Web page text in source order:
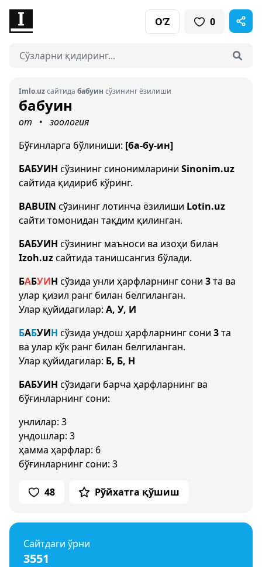
O‘Z 0
Imlo.uzсайтида бабуин сўзининг ёзилиши
бабуин
от •
зоология
Бўғинларга бўлиниши: [ба-бу-ин]
БАБУИН сўзининг синонимларини Sinonim.uz
сайтида қидириб кўринг.
BABUIN сўзининг лотинча ёзилиши Lotin.uz
сайти томонидан тақдим қилинган.
БАБУИН сўзининг маъноси ва изоҳи билан
Izoh.uzсайтида танишсангиз бўлади.
БАБУИН сўзида унли ҳарфларнинг сони 3та ва
улар қизил ранг билан белгиланган.
Улар қуйидагилар: А, У, И
БАБУИН сўзида ундош ҳарфларнинг сони 3та
ва улар кўк ранг билан белгиланган.
Улар қуйидагилар: Б, Б, Н
БАБУИН сўзидаги барча ҳарфларнинг ва
бўғинларнинг сони:
унлилар: 3
ундошлар: 3
ҳамма ҳарфлар: 6
бўғинларнинг сони: 3
48 Рўйхатга қўшиш
Сайтдаги ўрни
3551